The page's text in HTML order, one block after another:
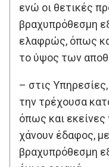
ενώ οι θετικές
βραχυπρόθεσμη
ελαφρώς, όπως
το ύψος των
– στις Υπηρεσίες,
την τρέχουσα
όπως και
χάνουν έδαφος,
βραχυπρόθεσμη